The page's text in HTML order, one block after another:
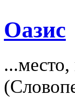
Оазис